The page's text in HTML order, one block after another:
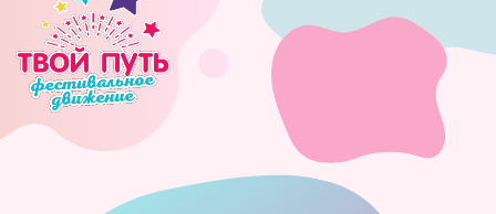
МНОГОЖАНРОВЫЙ КОНКУРС
ЯРОСЛАВЛЬ ДК НЕФТЯНИК — 05
АПРЕЛЯ 2026